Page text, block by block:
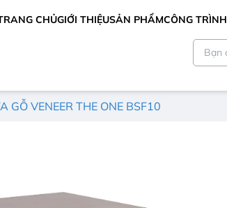
CHỦGIỚI THIỆUSẢN PHẨMCÔNG TRÌNH
GỖ VENEER THE ONE BSF10